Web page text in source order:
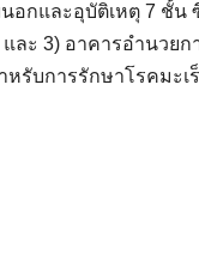
กและอุบัติเหตุ 7 ชั้น
ละ 3) อาคารอำนวย
รับการรักษาโรคมะ